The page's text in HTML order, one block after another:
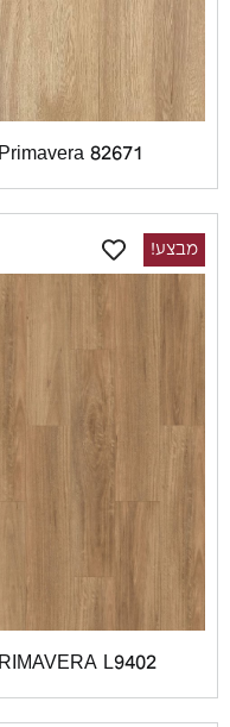
Primavera 82671
מבצע!
L9402